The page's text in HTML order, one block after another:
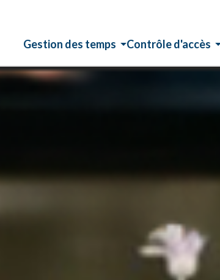
Gestion des temps Contrôle d'accès